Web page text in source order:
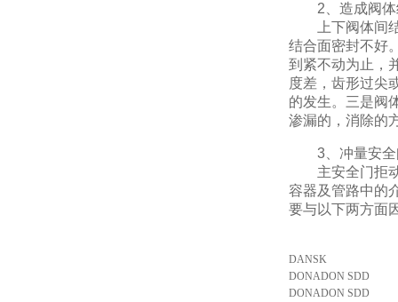
2、造成阀体
上下阀体间结
结合面密封不好
到紧不动为止，
度差，齿形过尖
的发生。三是阀
渗漏的，消除的
3、冲量安全
主安全门拒动
容器及管路中的
要与以下两方面
DANSK
DONADON SDD
DONADON SDD